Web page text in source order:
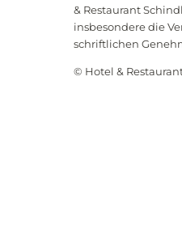
& Restaurant
insbesondere die
schriftlichen
© Hotel &